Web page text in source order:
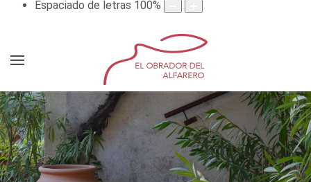
Espaciado de letras 100%